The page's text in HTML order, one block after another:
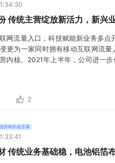
传统主营绽放新活力，新兴
流量入口，科技赋能新业务多点
更为一家同时拥有移动互联网流
核。2021年上半年，公司进一步
交及工具行业的独家广告代理，过硬
2
持有的老韭菜
传统业务基础稳，电池铝箔